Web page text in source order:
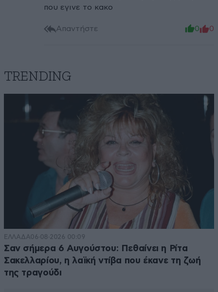
που εγινε το κακο
Απαντήστε 0 0
TRENDING
ΕΛΛΑΔΑ06·08·2026 00:09
Σαν σήμερα 6 Αυγούστου: Πεθαίνει η Ρίτα
Σακελλαρίου, η λαϊκή ντίβα που έκανε τη ζωή
της τραγούδι